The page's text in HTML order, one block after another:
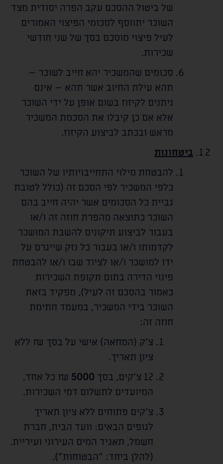
של ביטול ההסכם עקב הפרה יסודית מצד
השוכר יתווסף לסכומי הפיצוי האמורים
לעיל פיצוי מוסכם בסך של שני חודשי
שכירות.
סכומים שהמשכיר יהא חייב לשוכר –
תהא עילת החיוב אשר תהא – אינם
ניתנים לקיזוז בשום אופן על ידי השוכר
אלא אם כן קיבלו את הסכמת המשכיר
מראש ובכתב לביצוע הקיזוז.
ביטחונות
להבטחת מילוי התחייבויותיו של השוכר
כלפי המשכיר לפי הסכם זה (כולל לטובת
גביית כל הסכומים אשר יהיה חייב בהם
השוכר כתוצאה מהפרת חוזה זה ו/או
בעבור לביצוע תיקונים להשבת המושכר
לקדמותו ו/או בעבור כל נזק שייגרם על
ידו למושכר ו/או לציוד שבו ו/או להבטחת
פינוי הדירה בתום תקופת השכירות
כאמור בהסכם זה לעיל), מפקיד בזאת
השוכר בידי המשכיר, במעמד חתימת
חוזה זה:
צ'ק (המחאה) אישי על בסך ₪ ללא
ציון תאריך.
12 צ'קים, בסך
5000 ₪ כל אחד,
המיועדים לתשלום דמי השכירות.
צ'קים פתוחים ללא ציון תאריך
לגופים הבאים: וועד הבית, חברת
חשמל, תאגיד המים העירוני ועיריית.
(להלן ביחד: "הבטוחות").